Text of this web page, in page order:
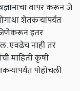
वापर करून जे
शेतकऱ्यांपर्यंत
जेणेकरून इतर
एवढेच नाही तर
माहिती कृषी
पोहोचली